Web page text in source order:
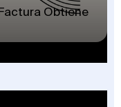
Obtiene